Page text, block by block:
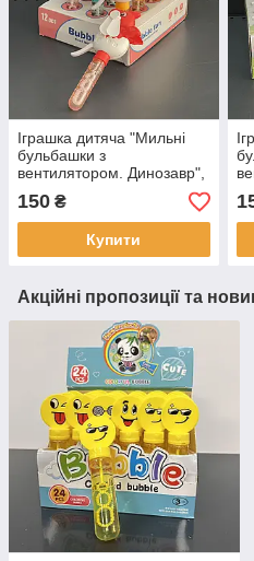
Іграшка дитяча "Мильні
бульбашки з
вентилятором. Динозавр",
21 см, мікс, Мыльные
пузыри ЛТ
150 ₴
Купити
Акційні пропозиції та